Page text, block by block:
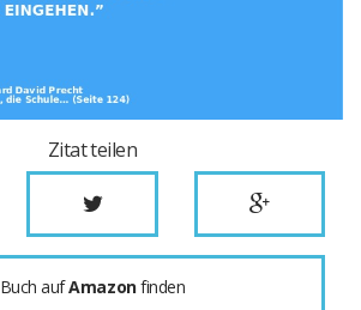
Zitat teilen
Buch aufAmazonfinden